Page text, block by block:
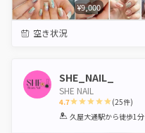
¥9,000
空き状況
SHE_NAIL_
SHE NAIL
4.7
1 2 3 4 5
(25件)
久屋大通駅から徒歩1分